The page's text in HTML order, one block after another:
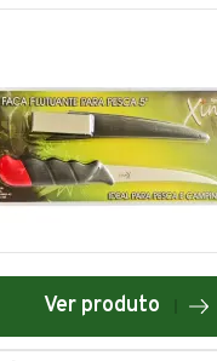
Ver produto